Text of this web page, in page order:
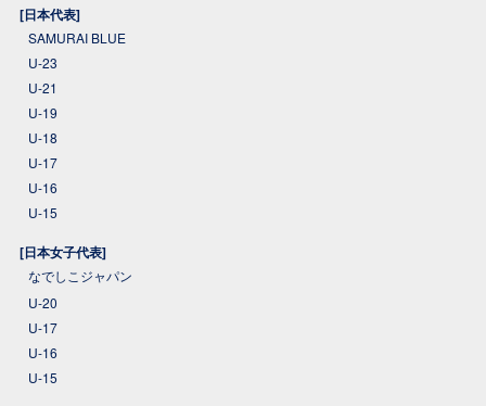
[日本代表]
SAMURAI BLUE
U-23
U-21
U-19
U-18
U-17
U-16
U-15
[日本女子代表]
なでしこジャパン
U-20
U-17
U-16
U-15